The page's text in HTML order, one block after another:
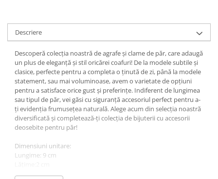
Descriere
Descoperă colecția noastră de agrafe și clame de păr, care adaugă
un plus de eleganță și stil oricărei coafuri! De la modele subtile și
clasice, perfecte pentru a completa o ținută de zi, până la modele
statement, sau mai voluminoase, avem o varietate de opțiuni
pentru a satisface orice gust și preferințe. Indiferent de lungimea
sau tipul de păr, vei găsi cu siguranță accesoriul perfect pentru a-
ți evidenția frumusețea naturală. Alege acum din selecția noastră
diversificată și completează-ți colecția de bijuterii cu accesorii
deosebite pentru păr!
Dimensiuni unitare:
Lungime: 9 cm